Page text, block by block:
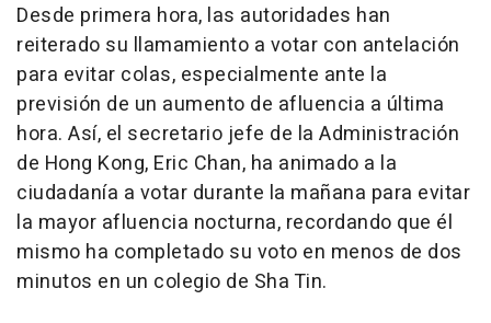
Desde primera hora, las autoridades han
reiterado su llamamiento a votar con antelación
para evitar colas, especialmente ante la
previsión de un aumento de afluencia a última
hora. Así, el secretario jefe de la Administración
de Hong Kong, Eric Chan, ha animado a la
ciudadanía a votar durante la mañana para evitar
la mayor afluencia nocturna, recordando que él
mismo ha completado su voto en menos de dos
minutos en un colegio de Sha Tin.